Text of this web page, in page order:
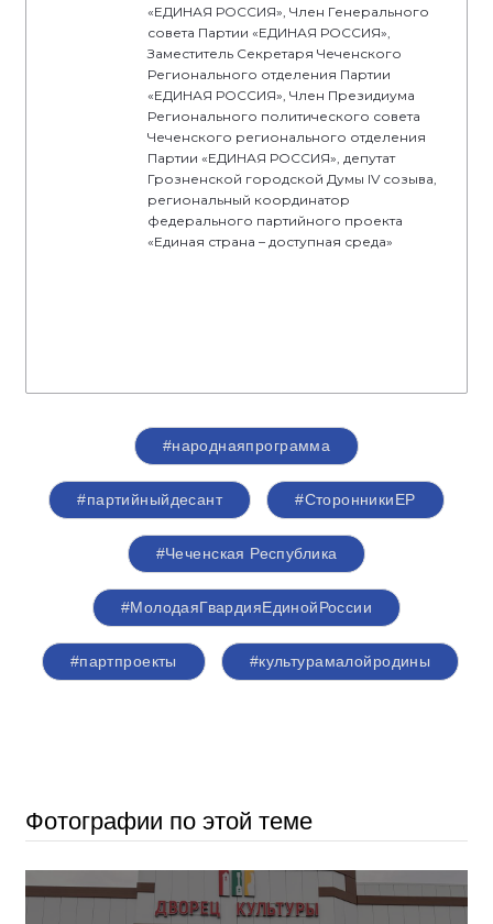
«ЕДИНАЯ РОССИЯ», Член Генерального
совета Партии «ЕДИНАЯ РОССИЯ»,
Заместитель Секретаря Чеченского
Регионального отделения Партии
«ЕДИНАЯ РОССИЯ», Член Президиума
Регионального политического совета
Чеченского регионального отделения
Партии «ЕДИНАЯ РОССИЯ», депутат
Грозненской городской Думы IV созыва,
региональный координатор
федерального партийного проекта
«Единая страна – доступная среда»
#народнаяпрограмма
#партийныйдесант #СторонникиЕР
#Чеченская Республика
#МолодаяГвардияЕдинойРоссии
#партпроекты #культурамалойродины
Фотографии по этой теме